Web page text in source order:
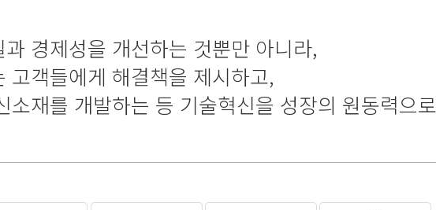
경제성을 개선하는 것뿐만 아니라,
고객들에게 해결책을 제시하고,
소재를 개발하는 등 기술혁신을 성장의 원동력으